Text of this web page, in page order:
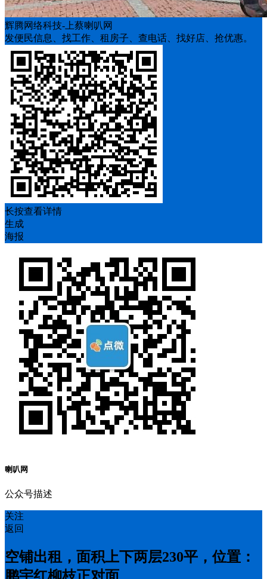
辉腾网络科技-上蔡喇叭网
发便民信息、找工作、租房子、查电话、找好店、抢优惠。
长按查看详情
生成
海报
喇叭网
公众号描述
关注
返回
空铺出租，面积上下两层230平，位置：